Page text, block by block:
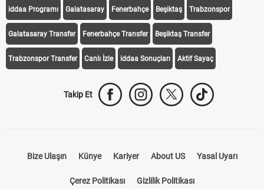
Transfer Haberleri TV'de Bugün Süper Lig Fikstür Süper Lig Haberleri
iddaa Programı Galatasaray Fenerbahçe Beşiktaş Trabzonspor
Galatasaray Transfer Fenerbahçe Transfer Beşiktaş Transfer
Canlı İzle iddaa Sonuçları Aktif Sayaç
Künye Kariyer About US